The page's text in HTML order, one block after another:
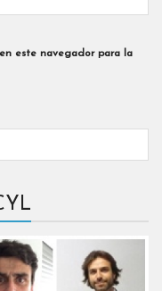
este navegador para la